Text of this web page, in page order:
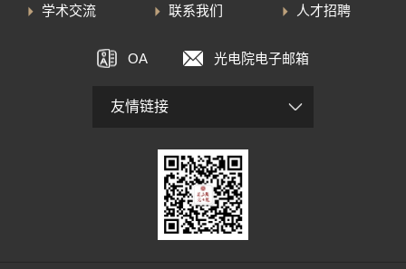
学术交流
联系我们 人才招聘
OA 光电院电子邮箱
友情链接